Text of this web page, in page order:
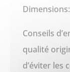
Conseils
qualité
d’éviter les